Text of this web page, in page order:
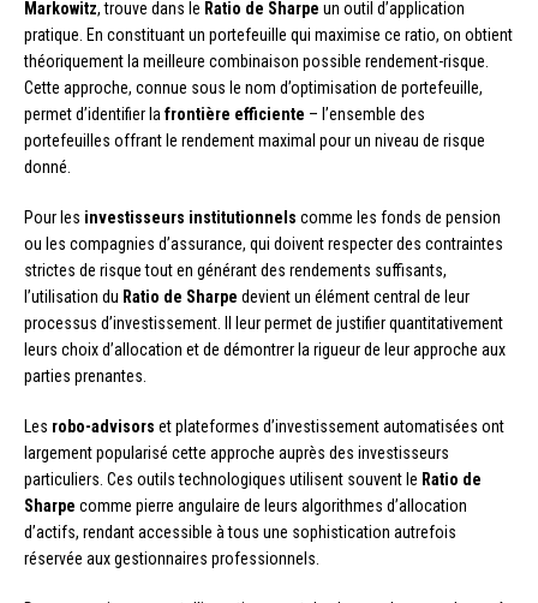
Markowitz, trouve dans le Ratio de Sharpe un outil d’application
pratique. En constituant un portefeuille qui maximise ce ratio, on obtient
théoriquement la meilleure combinaison possible rendement-risque.
Cette approche, connue sous le nom d’optimisation de portefeuille,
permet d’identifier la frontière efficiente – l’ensemble des
portefeuilles offrant le rendement maximal pour un niveau de risque
donné.
Pour les investisseurs institutionnels comme les fonds de pension
ou les compagnies d’assurance, qui doivent respecter des contraintes
strictes de risque tout en générant des rendements suffisants,
l’utilisation du Ratio de Sharpe devient un élément central de leur
processus d’investissement. Il leur permet de justifier quantitativement
leurs choix d’allocation et de démontrer la rigueur de leur approche aux
parties prenantes.
Les robo-advisors et plateformes d’investissement automatisées ont
largement popularisé cette approche auprès des investisseurs
particuliers. Ces outils technologiques utilisent souvent le Ratio de
Sharpe comme pierre angulaire de leurs algorithmes d’allocation
d’actifs, rendant accessible à tous une sophistication autrefois
réservée aux gestionnaires professionnels.